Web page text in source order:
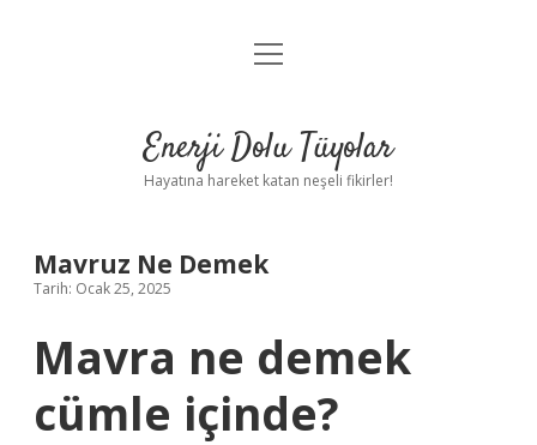
Anasayfa
Yasal Uyarı
menüyü
Enerji Dolu Tüyolar
Hayatına hareket katan neşeli fikirler!
Mavruz Ne Demek
Tarih: Ocak 25, 2025
Mavra ne demek
cümle içinde?